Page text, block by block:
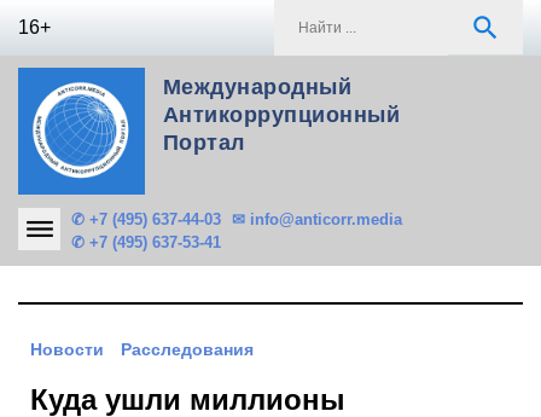
16+ search
Международный
Антикоррупционный
Портал
✆ +7 (495) 637-44-03
✆ +7 (495) 637-53-41
✉ info@anticorr.media
Новости Расследования
Куда ушли миллионы